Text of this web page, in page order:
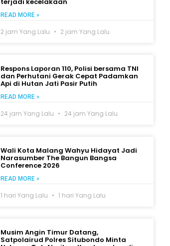
READ MORE »
2 jam Yang Lalu 2 jam Yang Lalu
Respons Laporan 110, Polisi bersama TNI
dan Perhutani Gerak Cepat Padamkan
Api di Hutan Jati Pasir Putih
READ MORE »
24 jam Yang Lalu 24 jam Yang Lalu
Wali Kota Malang Wahyu Hidayat Jadi
Narasumber The Bangun Bangsa
Conference 2026
READ MORE »
1 hari Yang Lalu 1 hari Yang Lalu
Musim Angin Timur Datang,
Satpolairud Polres Situbondo Minta